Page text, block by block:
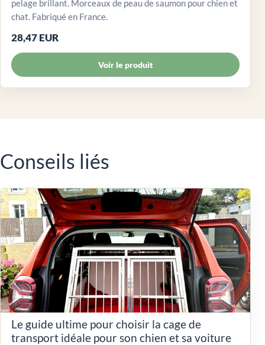
pelage brillant. Morceaux de peau de saumon pour chien et
chat. Fabriqué en France.
28,47 EUR
Voir le produit
Conseils liés
Le guide ultime pour choisir la cage de
transport idéale pour son chien et sa voiture